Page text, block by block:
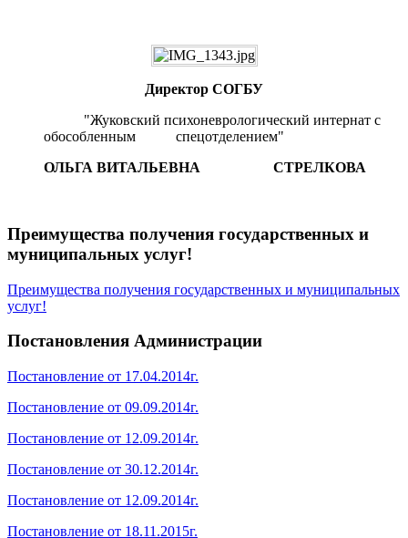
Директор СОГБУ
"Жуковский психоневрологический интернат с
обособленным спецотделением"
ОЛЬГА ВИТАЛЬЕВНА СТРЕЛКОВА
Преимущества получения государственных и
муниципальных услуг!
Преимущества получения государственных и муниципальных
услуг!
Постановления Администрации
Постановление от 17.04.2014г.
Постановление от 09.09.2014г.
Постановление от 12.09.2014г.
Постановление от 30.12.2014г.
Постановление от 12.09.2014г.
Постановление от 18.11.2015г.